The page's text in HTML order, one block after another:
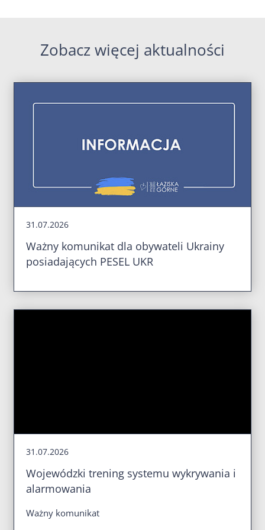
Zobacz więcej aktualności
31.07.2026
Ważny komunikat dla obywateli Ukrainy
posiadających PESEL UKR
31.07.2026
Wojewódzki trening systemu wykrywania i
alarmowania
Ważny komunikat